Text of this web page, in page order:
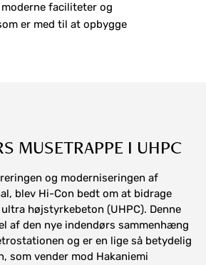
faciliteter og
er med til at opbygge
MUSETRAPPE I UHPC
og moderniseringen af
blev Hi-Con bedt om at bidrage
højstyrkebeton (UHPC). Denne
af den nye indendørs sammenhæng
og er en lige så betydelig
som vender mod Hakaniemi